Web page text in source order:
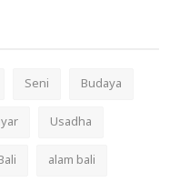
Seni
Budaya
Usadha
alam bali